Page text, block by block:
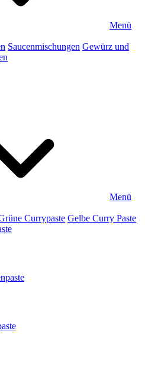
Menü
Saucenmischungen Gewürz und
Menü
Currypaste Gelbe Curry Paste